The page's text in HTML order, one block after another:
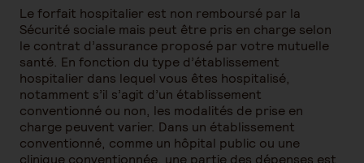
Le forfait hospitalier est non remboursé par la
Sécurité sociale mais peut être pris en charge selon
le contrat d’assurance proposé par votre mutuelle
santé. En fonction du type d’établissement
hospitalier dans lequel vous êtes hospitalisé,
notamment s’il s’agit d’un établissement
conventionné ou non, les modalités de prise en
charge peuvent varier. Dans un établissement
conventionné, comme un hôpital public ou une
clinique conventionnée, une partie des dépenses est